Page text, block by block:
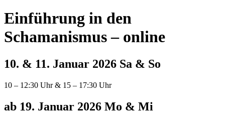
Einführung in den
Schamanismus – online
10. & 11. Januar 2026 Sa & So
10 – 12:30 Uhr & 15 – 17:30 Uhr
ab 19. Januar 2026 Mo & Mi